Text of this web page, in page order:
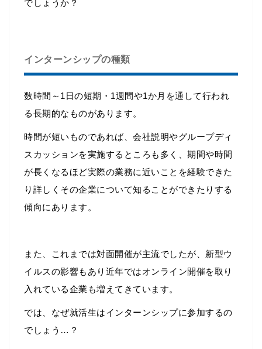
でしょうか？
インターンシップの種類
数時間～1日の短期・1週間や1か月を通して行われ
る長期的なものがあります。
時間が短いものであれば、会社説明やグループディ
スカッションを実施するところも多く、期間や時間
が長くなるほど実際の業務に近いことを経験できた
り詳しくその企業について知ることができたりする
傾向にあります。
また、これまでは対面開催が主流でしたが、新型ウ
イルスの影響もあり近年ではオンライン開催を取り
入れている企業も増えてきています。
では、なぜ就活生はインターンシップに参加するの
でしょう…？